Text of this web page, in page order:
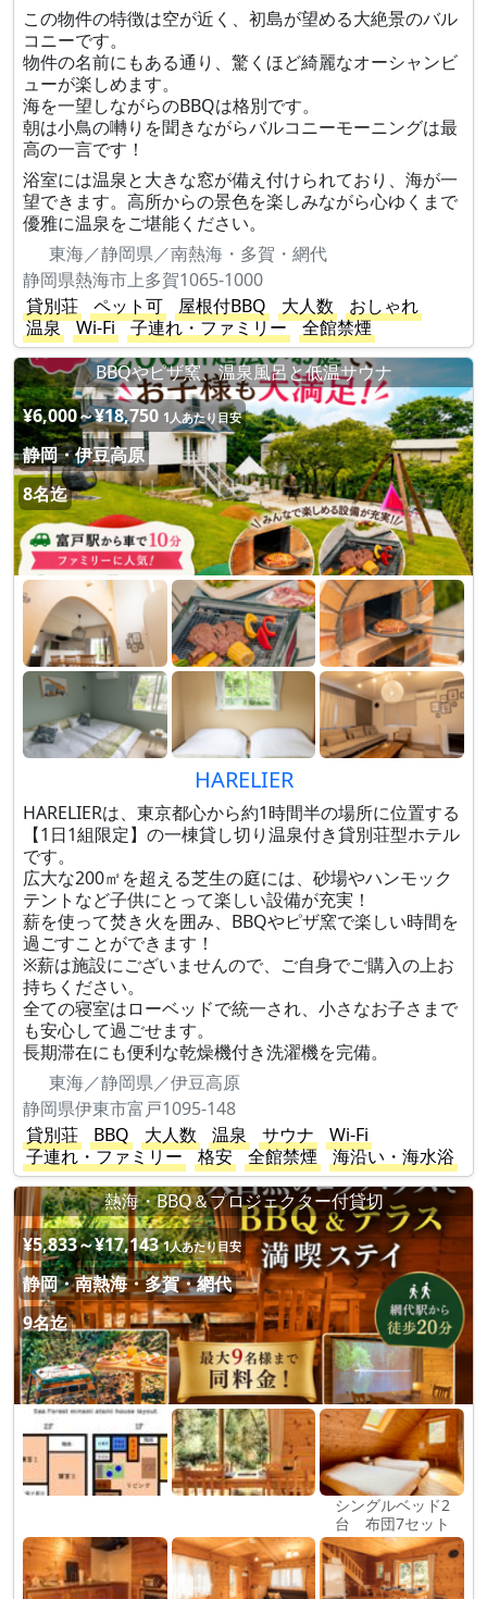
この物件の特徴は空が近く、初島が望める大絶景のバル
コニーです。
物件の名前にもある通り、驚くほど綺麗なオーシャンビ
ューが楽しめます。
海を一望しながらのBBQは格別です。
朝は小鳥の囀りを聞きながらバルコニーモーニングは最
高の一言です！
浴室には温泉と大きな窓が備え付けられており、海が一
望できます。高所からの景色を楽しみながら心ゆくまで
優雅に温泉をご堪能ください。
東海／静岡県／南熱海・多賀・網代
静岡県熱海市上多賀1065-1000
貸別荘
ペット可 屋根付BBQ 大人数
おしゃれ
温泉
Wi-Fi 子連れ・ファミリー
全館禁煙
BBQやピザ窯、温泉風呂と低温サウナ
¥6,000～¥18,750 1人あたり目安
静岡・伊豆高原
8名迄
HARELIER
HARELIERは、東京都心から約1時間半の場所に位置する
【1日1組限定】の一棟貸し切り温泉付き貸別荘型ホテル
です。
広大な200㎡を超える芝生の庭には、砂場やハンモック
テントなど子供にとって楽しい設備が充実！
薪を使って焚き火を囲み、BBQやピザ窯で楽しい時間を
過ごすことができます！
※薪は施設にございませんので、ご自身でご購入の上お
持ちください。
全ての寝室はローベッドで統一され、小さなお子さまで
も安心して過ごせます。
長期滞在にも便利な乾燥機付き洗濯機を完備。
東海／静岡県／伊豆高原
静岡県伊東市富戸1095-148
貸別荘
BBQ 大人数 温泉 サウナ
Wi-Fi
子連れ・ファミリー
格安 全館禁煙
海沿い・海水浴
熱海・BBQ＆プロジェクター付貸切
¥5,833～¥17,143 1人あたり目安
静岡・南熱海・多賀・網代
9名迄
シングルベッド2
台 布団7セット